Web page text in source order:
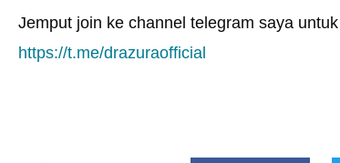
Jemput join ke channel telegram saya
https://t.me/drazuraofficial